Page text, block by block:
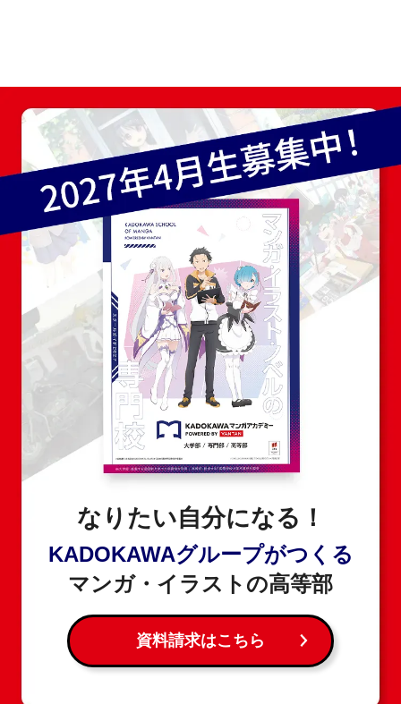
なりたい自分になる！
KADOKAWAグループがつくる
マンガ・イラストの高等部
資料請求はこちら